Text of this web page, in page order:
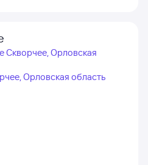
Скворчее, Орловская
Орловская область